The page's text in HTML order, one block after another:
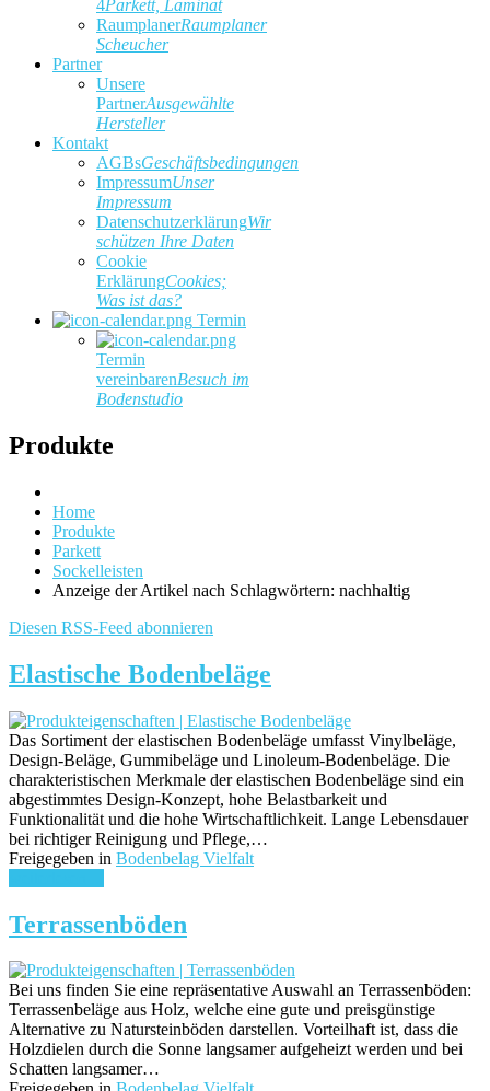
4Parkett, Laminat
RaumplanerRaumplaner
Scheucher
Partner
Unsere
PartnerAusgewählte
Hersteller
Kontakt
AGBsGeschäftsbedingungen
ImpressumUnser
Impressum
DatenschutzerklärungWir
schützen Ihre Daten
Cookie
ErklärungCookies;
Was ist das?
Termin
Termin
vereinbarenBesuch im
Bodenstudio
Produkte
Home
Produkte
Parkett
Sockelleisten
Anzeige der Artikel nach Schlagwörtern: nachhaltig
Diesen RSS-Feed abonnieren
Elastische Bodenbeläge
Das Sortiment der elastischen Bodenbeläge umfasst Vinylbeläge,
Design-Beläge, Gummibeläge und Linoleum-Bodenbeläge. Die
charakteristischen Merkmale der elastischen Bodenbeläge sind ein
abgestimmtes Design-Konzept, hohe Belastbarkeit und
Funktionalität und die hohe Wirtschaftlichkeit. Lange Lebensdauer
bei richtiger Reinigung und Pflege,…
Freigegeben in Bodenbelag Vielfalt
Terrassenböden
Bei uns finden Sie eine repräsentative Auswahl an Terrassenböden:
Terrassenbeläge aus Holz, welche eine gute und preisgünstige
Alternative zu Natursteinböden darstellen. Vorteilhaft ist, dass die
Holzdielen durch die Sonne langsamer aufgeheizt werden und bei
Schatten langsamer…